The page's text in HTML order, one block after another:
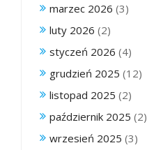
marzec 2026 (3)
luty 2026 (2)
styczeń 2026 (4)
grudzień 2025 (12)
listopad 2025 (2)
październik 2025 (2)
wrzesień 2025 (3)